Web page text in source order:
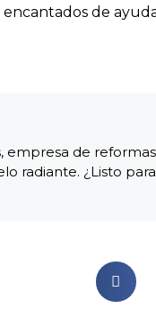
de
empresa de
radiante. ¿Listo